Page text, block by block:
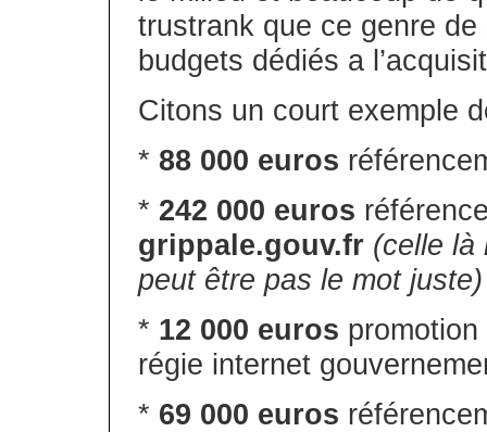
trustrank que ce genre de
budgets dédiés a
Citons un court exemple
* 88 000 euros
* 242 000 euros
grippale.gouv.fr (celle là
peut être pas le mot juste)
* 12 000 euros
régie internet
* 69 000 euros